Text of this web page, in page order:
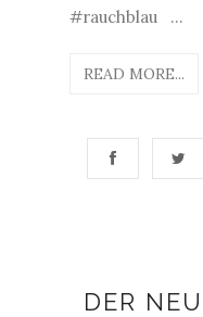
#rauchblau ...
READ MORE...
DER